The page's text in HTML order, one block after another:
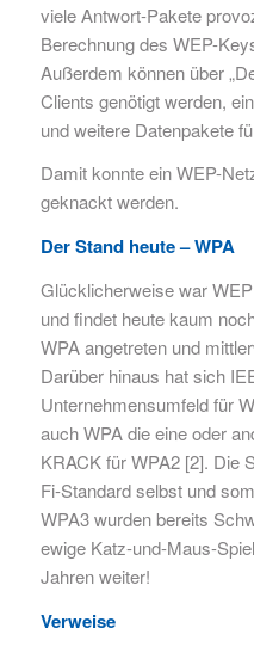
viele Antwort-Pakete
Berechnung des WEP-
Außerdem können über
Clients genötigt werden,
und weitere Datenpakete
Damit konnte ein WEP-
geknackt werden.
Der Stand heute – WPA
Glücklicherweise war
und findet heute kaum
WPA angetreten und
Darüber hinaus hat sich
Unternehmensumfeld für
auch WPA die eine oder
KRACK für WPA2 [2]. Die
Fi-Standard selbst und
WPA3 wurden bereits
ewige Katz-und-Maus-
Jahren weiter!
Verweise